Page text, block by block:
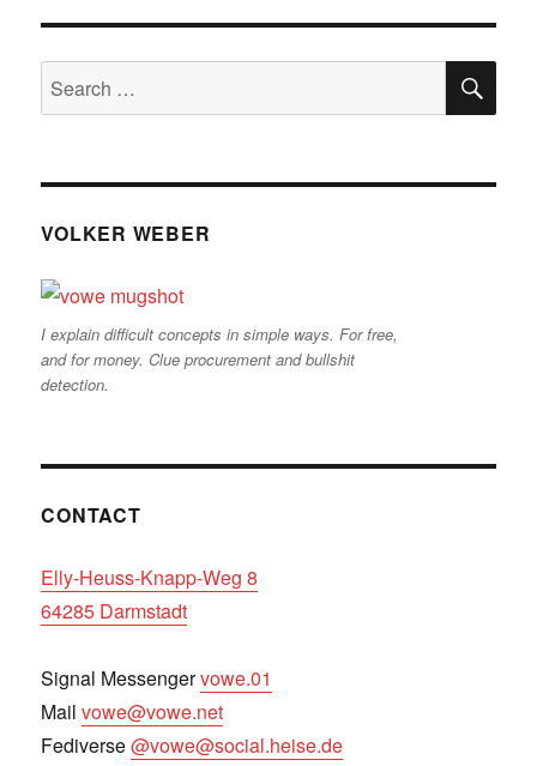
Search
for:
VOLKER WEBER
I explain difficult concepts in simple ways. For free,
and for money. Clue procurement and bullshit
detection.
CONTACT
Elly-Heuss-Knapp-Weg 8
64285 Darmstadt
Signal Messengervowe.01
Mailvowe@vowe.net
Fediverse@vowe@social.heise.de